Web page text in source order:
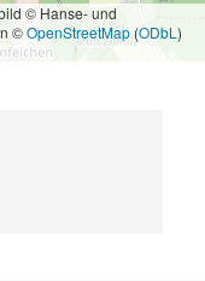
© Hanse- und
©OpenStreetMap(ODbL )